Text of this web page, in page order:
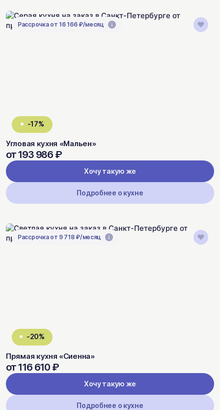
Рассрочка от 16 166 ₽/месяц
-17%
Угловая кухня «Мальен»
от 193 986 ₽
Хочу такую же
Подробнее о кухне
Рассрочка от 9 718 ₽/месяц
-20%
Прямая кухня «Сиенна»
от 116 610 ₽
Хочу такую же
Подробнее о кухне